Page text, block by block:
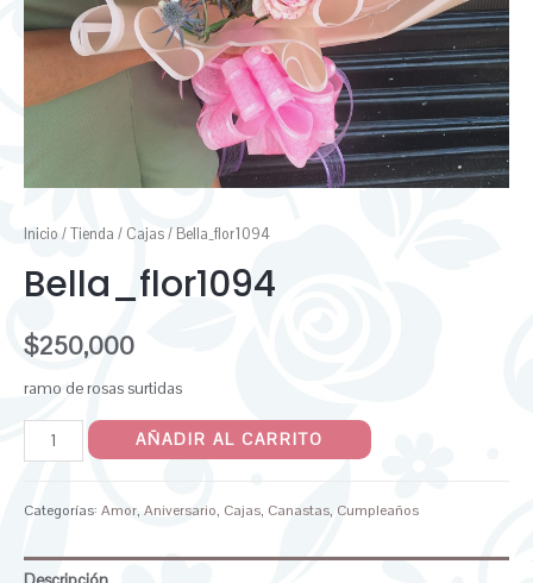
Inicio /Tienda / Cajas/ Bella_flor1094
Bella_flor1094
$250,000
ramo de rosas surtidas
AÑADIR AL CARRITO
Categorías: Amor, Aniversario, Cajas, Canastas, Cumpleaños